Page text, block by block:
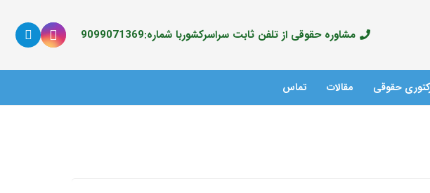
مشاوره حقوقی از تلفن ثابت سراسرکشوربا شماره:9099071369
حقوقی مقالات تماس